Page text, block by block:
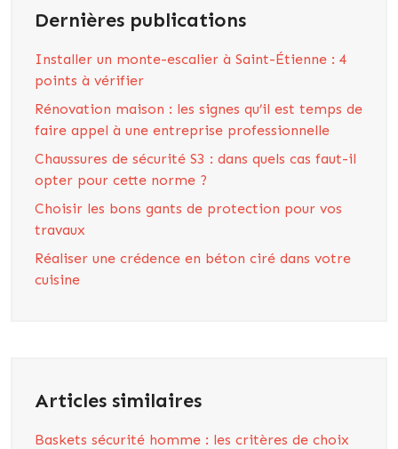
Dernières publications
Installer un monte-escalier à Saint-Étienne : 4
points à vérifier
Rénovation maison : les signes qu’il est temps de
faire appel à une entreprise professionnelle
Chaussures de sécurité S3 : dans quels cas faut-il
opter pour cette norme ?
Choisir les bons gants de protection pour vos
travaux
Réaliser une crédence en béton ciré dans votre
cuisine
Articles similaires
Baskets sécurité homme : les critères de choix